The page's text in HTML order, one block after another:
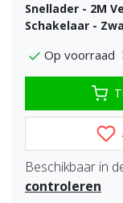
Snellader - 2M
Schakelaar -
Op voorraad
Beschikbaar in
controleren